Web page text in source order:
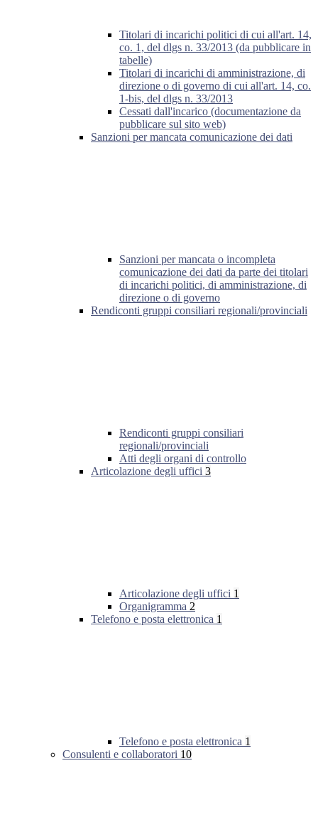
Titolari di incarichi politici di cui all'art. 14,
co. 1, del dlgs n. 33/2013 (da pubblicare in
tabelle)
Titolari di incarichi di amministrazione, di
direzione o di governo di cui all'art. 14, co.
1-bis, del dlgs n. 33/2013
Cessati dall'incarico (documentazione da
pubblicare sul sito web)
Sanzioni per mancata comunicazione dei dati
Sanzioni per mancata o incompleta
comunicazione dei dati da parte dei titolari
di incarichi politici, di amministrazione, di
direzione o di governo
Rendiconti gruppi consiliari regionali/provinciali
Rendiconti gruppi consiliari
regionali/provinciali
Atti degli organi di controllo
Articolazione degli uffici 3
Articolazione degli uffici 1
Organigramma 2
Telefono e posta elettronica 1
Telefono e posta elettronica 1
Consulenti e collaboratori 10